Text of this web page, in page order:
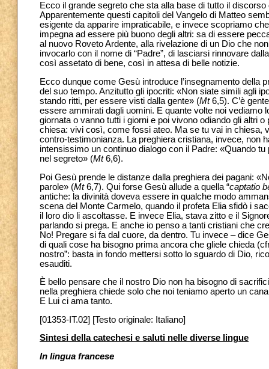
Ecco il grande segreto che sta alla base di tutto il
Apparentemente questi capitoli del Vangelo di Matteo
esigente da apparire impraticabile, e invece scopriamo
impegna ad essere più buono degli altri: sa di essere
al nuovo Roveto Ardente, alla rivelazione di un Dio che
invocarlo con il nome di “Padre”, di lasciarsi rinnovare
così assetato di bene, così in attesa di belle notizie.
Ecco dunque come Gesù introduce l’insegnamento della
del suo tempo. Anzitutto gli ipocriti: «Non siate simili agli
stando ritti, per essere visti dalla gente» (Mt6,5). C’è
essere ammirati dagli uomini. E quante volte noi vediamo
giornata o vanno tutti i giorni e poi vivono odiando gli altri
chiesa: vivi così, come fossi ateo. Ma se tu vai in chiesa,
contro-testimonianza. La preghiera cristiana, invece, non
intensissimo un continuo dialogo con il Padre: «Quando
nel segreto» (Mt6,6).
Poi Gesù prende le distanze dalla preghiera dei pagani:
parole» (Mt6,7). Qui forse Gesù allude a quella “captatio
antiche: la divinità doveva essere in qualche modo
scena del Monte Carmelo, quando il profeta Elia sfidò i
il loro dio li ascoltasse. E invece Elia, stava zitto e il
parlando si prega. E anche io penso a tanti cristiani che
No! Pregare si fa dal cuore, da dentro. Tu invece – dice
di quali cose ha bisogno prima ancora che gliele chieda
nostro”: basta in fondo mettersi sotto lo sguardo di Dio,
esauditi.
È bello pensare che il nostro Dio non ha bisogno di
nella preghiera chiede solo che noi teniamo aperto un
E Lui ci ama tanto.
[01353-IT.02] [Testo originale: Italiano]
Sintesi della catechesi e saluti nelle diverse lingue
In lingua francese